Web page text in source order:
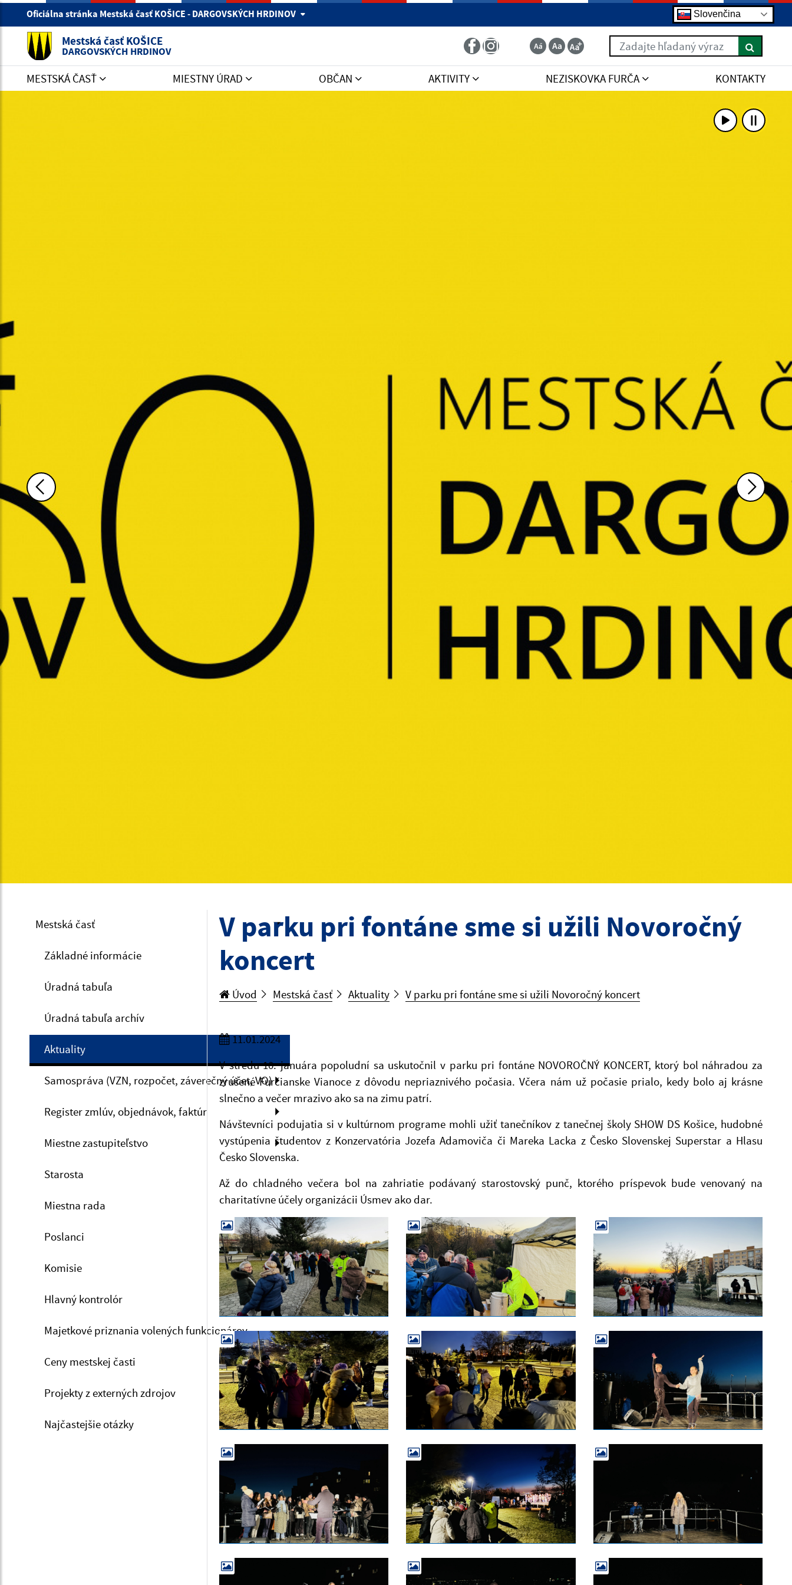
Oficiálna stránka Mestská časť KOŠICE - DARGOVSKÝCH HRDINOV Slovenčina
Mestská časť KOŠICE
DARGOVSKÝCH HRDINOV
Zadajte hľadaný výraz
MESTSKÁ ČASŤ MIESTNY ÚRAD OBČAN AKTIVITY NEZISKOVKA FURČA KONTAKTY
Mestská časť
Základné informácie
Úradná tabuľa
Úradná tabuľa archív
Aktuality
Samospráva (VZN, rozpočet, záverečný účet, VO)
Register zmlúv, objednávok, faktúr
Miestne zastupiteľstvo
Starosta
Miestna rada
Poslanci
Komisie
Hlavný kontrolór
Majetkové priznania volených funkcionárov
Ceny mestskej časti
Projekty z externých zdrojov
Najčastejšie otázky
V parku pri fontáne sme si užili Novoročný
koncert
Úvod Mestská časť Aktuality V parku pri fontáne sme si užili Novoročný koncert
11.01.2024
V stredu 10. januára popoludní sa uskutočnil v parku pri fontáne NOVOROČNÝ KONCERT, ktorý bol náhradou za
zrušené Furčianske Vianoce z dôvodu nepriaznivého počasia. Včera nám už počasie prialo, kedy bolo aj krásne
slnečno a večer mrazivo ako sa na zimu patrí.
Návštevníci podujatia si v kultúrnom programe mohli užiť tanečníkov z tanečnej školy SHOW DS Košice, hudobné
vystúpenia študentov z Konzervatória Jozefa Adamoviča či Mareka Lacka z Česko Slovenskej Superstar a Hlasu
Česko Slovenska.
Až do chladného večera bol na zahriatie podávaný starostovský punč, ktorého príspevok bude venovaný na
charitatívne účely organizácii Úsmev ako dar.